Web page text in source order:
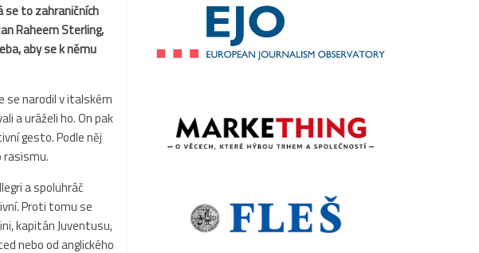
se to zahraničních
Raheem Sterling,
aby se k němu
se narodil v italském
a uráželi ho. On pak
gesto. Podle něj
rasismu.
a spoluhráč
Proti tomu se
kapitán Juventusu,
nebo od anglického